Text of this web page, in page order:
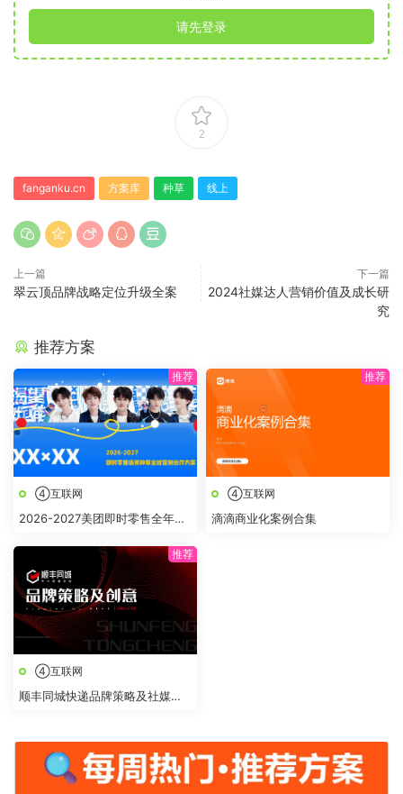
请先登录
2
fanganku.cn 方案库 种草 线上
上一篇
翠云顶品牌战略定位升级全案
下一篇
2024社媒达人营销价值及成长研
究
推荐方案
④互联网
2026-2027美团即时零售全年节
④互联网
滴滴商业化案例合集
④互联网
顺丰同城快递品牌策略及社媒创